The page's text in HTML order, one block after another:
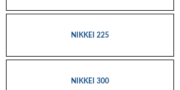
NIKKEI 225
NIKKEI 300